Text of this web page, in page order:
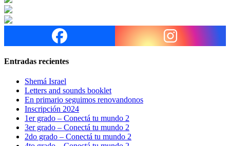
Entradas recientes
Shemá Israel
Letters and sounds booklet
En primario seguimos renovandonos
Inscripción 2024
1er grado – Conectá tu mundo 2
3er grado – Conectá tu mundo 2
2do grado – Conectá tu mundo 2